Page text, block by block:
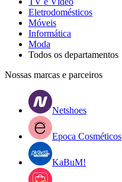
Eletrodomésticos
Móveis
Informática
Moda
Todos os departamentos
Nossas marcas e parceiros
Netshoes
Epoca Cosméticos
KaBuM!